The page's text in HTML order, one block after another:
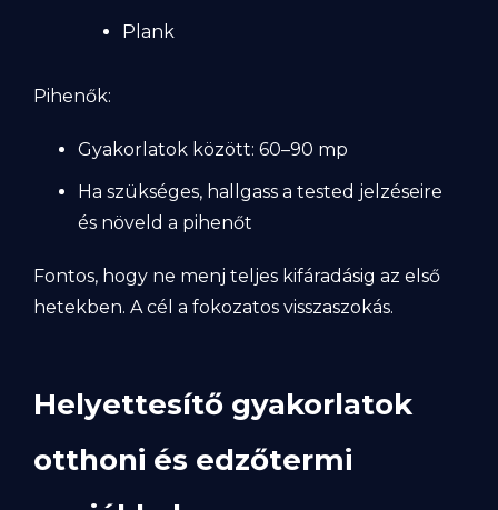
Plank
Pihenők:
Gyakorlatok között: 60–90 mp
Ha szükséges, hallgass a tested jelzéseire
és növeld a pihenőt
Fontos, hogy ne menj teljes kifáradásig az első
hetekben. A cél a fokozatos visszaszokás.
Helyettesítő gyakorlatok
otthoni és edzőtermi